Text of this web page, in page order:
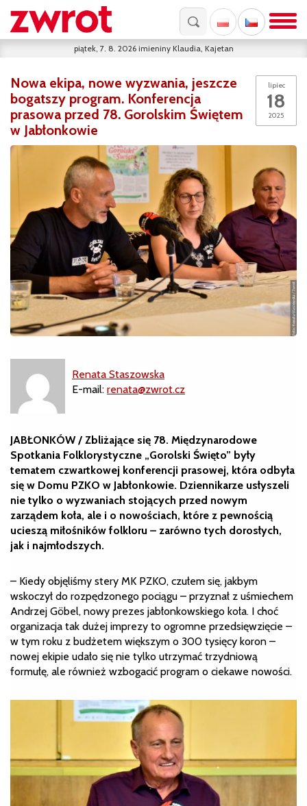
piątek, 7. 8. 2026 imieniny Klaudia, Kajetan
lipiec
18
2025
Nowa ekipa, nowe wyzwania, jeszcze
bogatszy program. Konferencja
prasowa przed 78. Gorolskim Świętem
w Jabłonkowie
Renata Staszowska
E-mail: renata@zwrot.cz
JABŁONKÓW / Zbliżające się 78. Międzynarodowe
Spotkania Folklorystyczne „Gorolski Święto” były
tematem czwartkowej konferencji prasowej, która odbyła
się w Domu PZKO w Jabłonkowie. Dziennikarze usłyszeli
nie tylko o wyzwaniach stojących przed nowym
zarządem koła, ale i o nowościach, które z pewnością
ucieszą miłośników folkloru – zarówno tych dorosłych,
jak i najmłodszych.
– Kiedy objęliśmy stery MK PZKO, czułem się, jakbym
wskoczył do rozpędzonego pociągu – przyznał z uśmiechem
Andrzej Göbel, nowy prezes jabłonkowskiego koła. I choć
organizacja tak dużej imprezy to ogromne przedsięwzięcie –
w tym roku z budżetem większym o 300 tysięcy koron –
nowej ekipie udało się nie tylko utrzymać trzydniową
formułę, ale również wzbogacić program o ciekawe nowości.